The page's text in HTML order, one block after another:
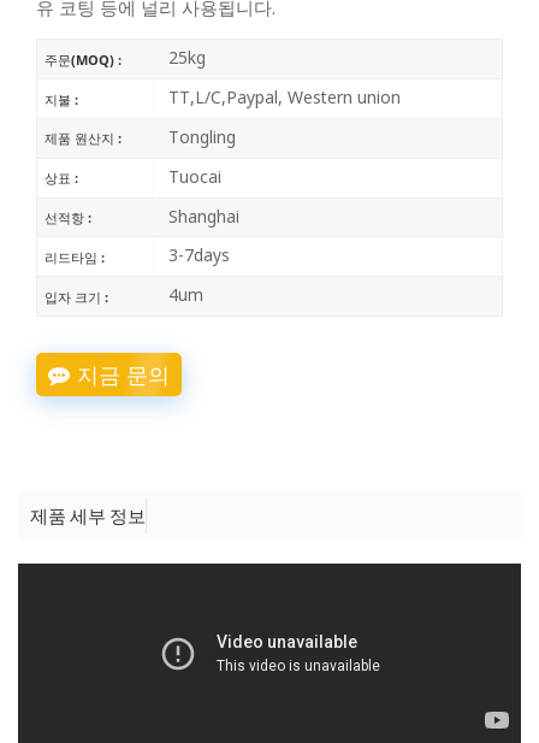
유 코팅 등에 널리 사용됩니다.
주문(MOQ) : 25kg
지불 : TT,L/C,Paypal, Western union
제품 원산지 : Tongling
상표 : Tuocai
선적항 : Shanghai
리드타임 : 3-7days
입자 크기 : 4um
지금 문의
제품 세부 정보